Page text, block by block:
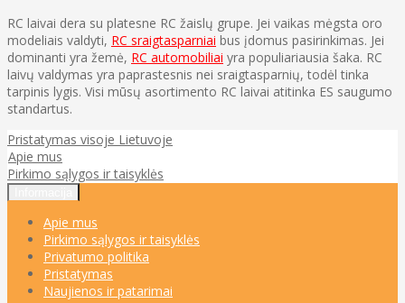
RC laivai dera su platesne RC žaislų grupe. Jei vaikas mėgsta oro
modeliais valdyti, RC sraigtasparniai bus įdomus pasirinkimas. Jei
dominanti yra žemė, RC automobiliai yra populiariausia šaka. RC
laivų valdymas yra paprastesnis nei sraigtasparnių, todėl tinka
tarpinis lygis. Visi mūsų asortimento RC laivai atitinka ES saugumo
standartus.
Pristatymas visoje Lietuvoje
Apie mus
Pirkimo sąlygos ir taisyklės
Apie mus
Pirkimo sąlygos ir taisyklės
Privatumo politika
Pristatymas
Naujienos ir patarimai